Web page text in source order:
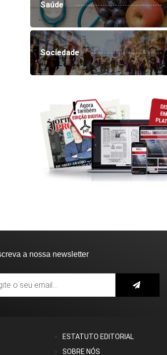
Saúde
Sociedade
a nossa newsletter
ESTATUTO EDITORIAL
SOBRE NÓS